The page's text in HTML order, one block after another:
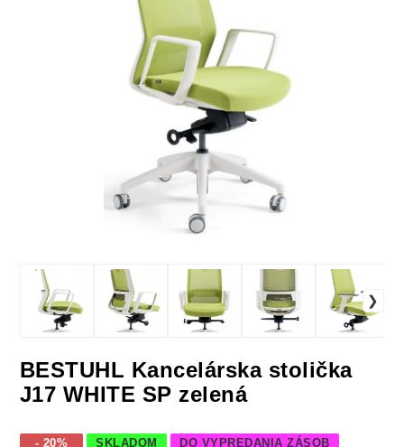
BESTUHL Kancelárska stolička
J17 WHITE SP zelená
- 20% SKLADOM DO VYPREDANIA ZÁSOB